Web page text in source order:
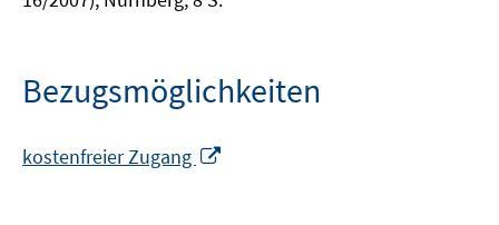
Bezugsmöglichkeiten
kostenfreier Zugang